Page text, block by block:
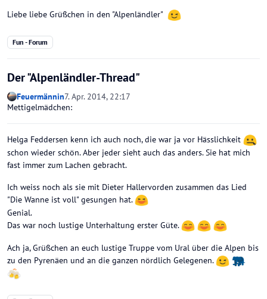
Liebe liebe Grüßchen in den "Alpenländler"
Fun - Forum
Der "Alpenländler-Thread"
Feuermännin7. Apr. 2014, 22:17
Mettigelmädchen:
Helga Feddersen kenn ich auch noch, die war ja vor Hässlichkeit
schon wieder schön. Aber jeder sieht auch das anders. Sie hat mich
fast immer zum Lachen gebracht.
Ich weiss noch als sie mit Dieter Hallervorden zusammen das Lied
"Die Wanne ist voll" gesungen hat.
Genial.
Das war noch lustige Unterhaltung erster Güte.
Ach ja, Grüßchen an euch lustige Truppe vom Ural über die Alpen bis
zu den Pyrenäen und an die ganzen nördlich Gelegenen.